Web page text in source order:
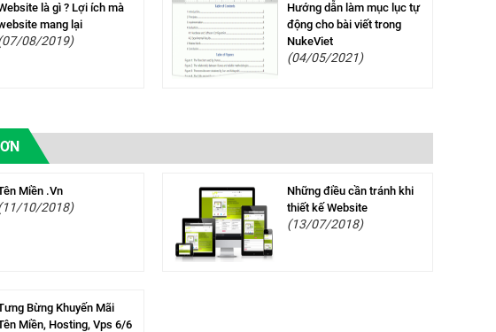
là gì ? Lợi ích mà
mang lại
08/2019)
Hướng dẫn làm mục lục tự
động cho bài viết trong
NukeViet
(04/05/2021)
Miền .Vn
10/2018)
Những điều cần tránh khi
thiết kế Website
(13/07/2018)
Bừng Khuyến Mãi
Miền, Hosting, Vps 6/6